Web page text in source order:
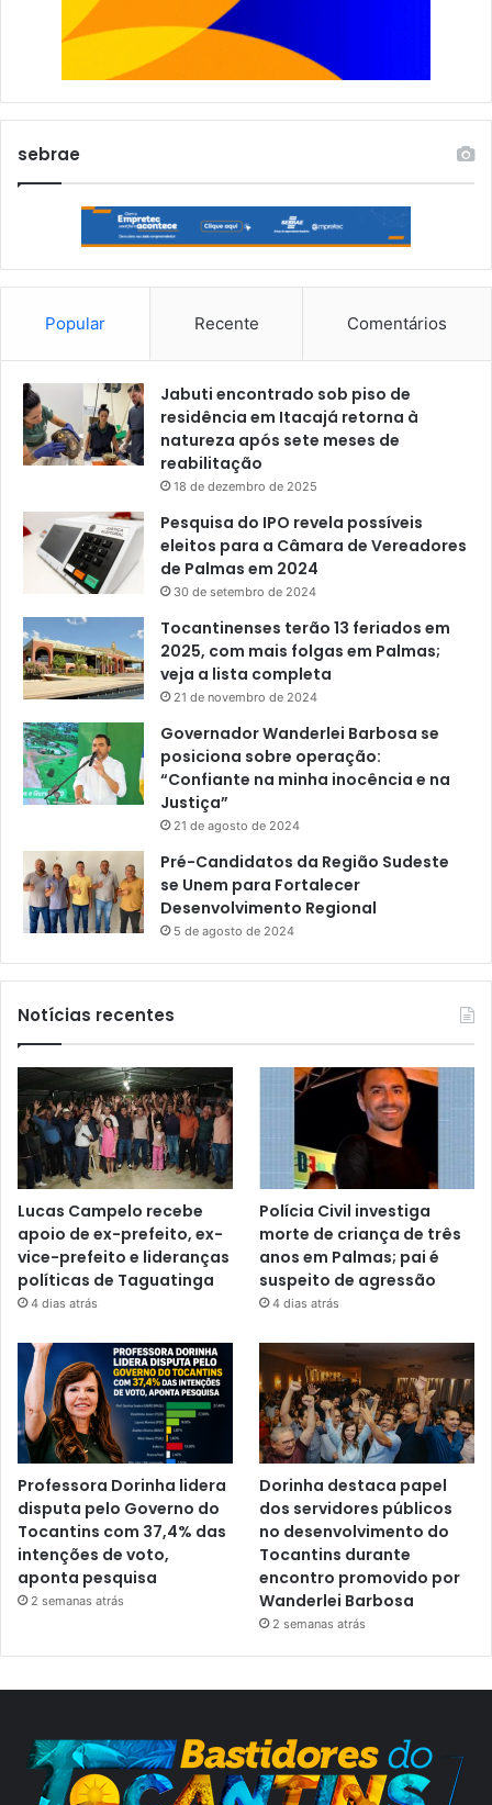
sebrae
Popular Recente Comentários
Jabuti encontrado sob piso de
residência em Itacajá retorna à
natureza após sete meses de
reabilitação
18 de dezembro de 2025
Pesquisa do IPO revela possíveis
eleitos para a Câmara de Vereadores
de Palmas em 2024
30 de setembro de 2024
Tocantinenses terão 13 feriados em
2025, com mais folgas em Palmas;
veja a lista completa
21 de novembro de 2024
Governador Wanderlei Barbosa se
posiciona sobre operação:
“Confiante na minha inocência e na
Justiça”
21 de agosto de 2024
Pré-Candidatos da Região Sudeste
se Unem para Fortalecer
Desenvolvimento Regional
5 de agosto de 2024
Notícias recentes
Lucas Campelo recebe
apoio de ex-prefeito, ex-
vice-prefeito e lideranças
políticas de Taguatinga
4 dias atrás
Polícia Civil investiga
morte de criança de três
anos em Palmas; pai é
suspeito de agressão
4 dias atrás
Professora Dorinha lidera
disputa pelo Governo do
Tocantins com 37,4% das
intenções de voto,
aponta pesquisa
2 semanas atrás
Dorinha destaca papel
dos servidores públicos
no desenvolvimento do
Tocantins durante
encontro promovido por
Wanderlei Barbosa
2 semanas atrás